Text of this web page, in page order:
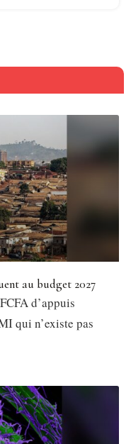
au budget 2027
d’appuis
qui n’existe pas